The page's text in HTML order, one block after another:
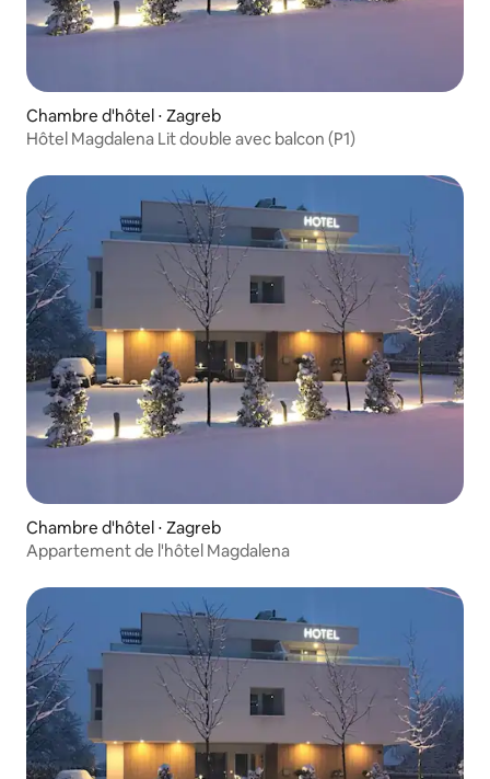
Chambre d'hôtel ⋅ Zagreb
Hôtel Magdalena Lit double avec balcon (P1)
Chambre d'hôtel ⋅ Zagreb
Appartement de l'hôtel Magdalena